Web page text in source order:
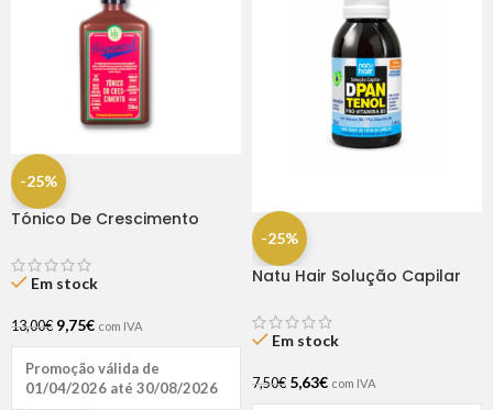
-25%
Tónico De Crescimento
Em stock
13,00€ 9,75€ com IVA
Promoção válida de
01/04/2026 até 30/08/2026
-25%
Natu Hair Solução Capilar
Em stock
7,50€ 5,63€ com IVA